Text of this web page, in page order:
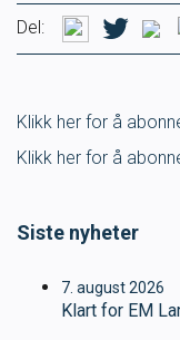
Ungdomsidrett
Bredde og
Skolesvømming
Svømmeanlegg
Del:
Klikk her for å
Klikk her for å
Siste nyheter
7. august 2026
Klart for EM